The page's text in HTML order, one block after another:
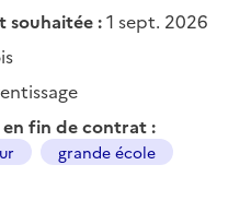
souhaitée :1 sept. 2026
fin de contrat :
grande école